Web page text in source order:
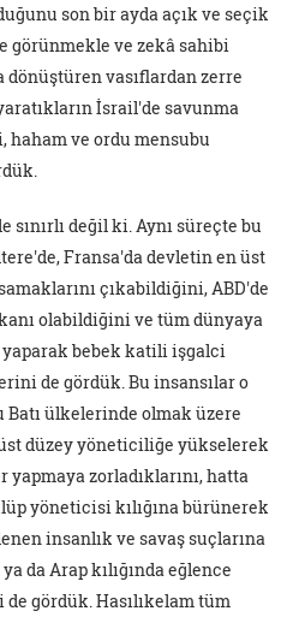
son bir ayda açık ve seçik
görünmekle ve zekâ sahibi
vasıflardan zerre
İsrail'de savunma
haham ve ordu mensubu
değil ki. Aynı süreçte bu
Fransa'da devletin en üst
çıkabildiğini, ABD'de
olabildiğini ve tüm dünyaya
bebek katili işgalci
de gördük. Bu insansılar o
Batı ülkelerinde olmak üzere
düzey yöneticiliğe yükselerek
zorladıklarını, hatta
yöneticisi kılığına bürünerek
insanlık ve savaş suçlarına
da Arap kılığında eğlence
gördük. Hasılıkelam tüm